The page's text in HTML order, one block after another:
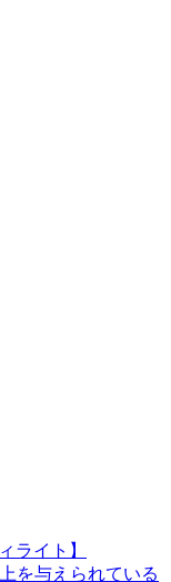
ライト】
を与えられている